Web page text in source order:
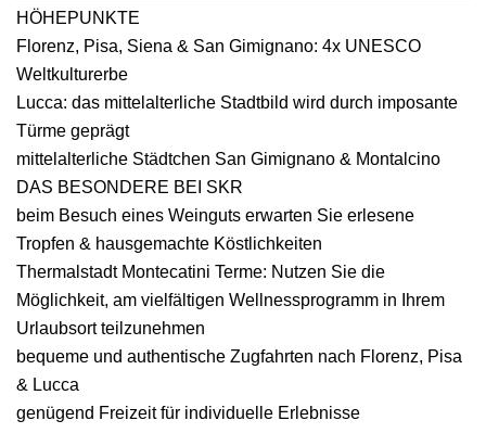
HÖHEPUNKTE
Florenz, Pisa, Siena & San Gimignano: 4x UNESCO
Weltkulturerbe
Lucca: das mittelalterliche Stadtbild wird durch imposante
Türme geprägt
mittelalterliche Städtchen San Gimignano & Montalcino
DAS BESONDERE BEI SKR
beim Besuch eines Weinguts erwarten Sie erlesene
Tropfen & hausgemachte Köstlichkeiten
Thermalstadt Montecatini Terme: Nutzen Sie die
Möglichkeit, am vielfältigen Wellnessprogramm in Ihrem
Urlaubsort teilzunehmen
bequeme und authentische Zugfahrten nach Florenz, Pisa
& Lucca
genügend Freizeit für individuelle Erlebnisse